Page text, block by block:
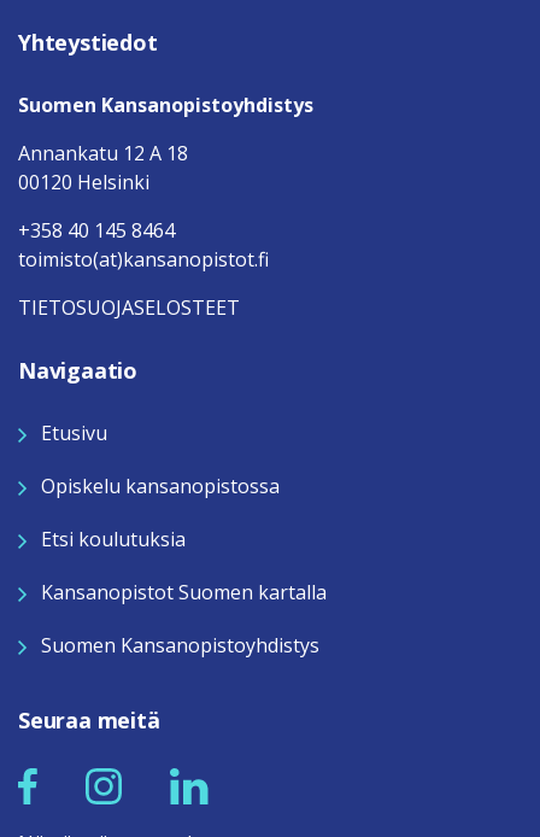
Yhteystiedot
Suomen Kansanopistoyhdistys
Annankatu 12 A 18
00120 Helsinki
+358 40 145 8464
toimisto(at)kansanopistot.fi
TIETOSUOJASELOSTEET
Navigaatio
Etusivu
Opiskelu kansanopistossa
Etsi koulutuksia
Kansanopistot Suomen kartalla
Suomen Kansanopistoyhdistys
Seuraa meitä